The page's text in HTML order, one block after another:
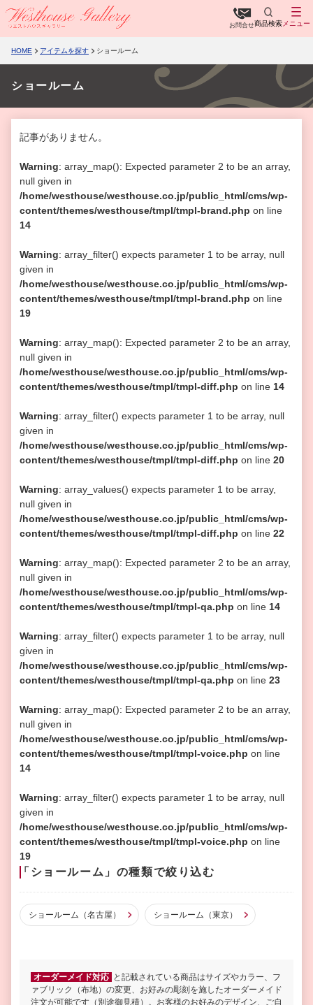
お問合せ商品検索 メニュー
HOME アイテムを探す ショールーム
ショールーム
記事がありません。
Warning: array_map(): Expected parameter 2 to be an array,
null given in
/home/westhouse/westhouse.co.jp/public_html/cms/wp-
content/themes/westhouse/tmpl/tmpl-brand.php on line
14
Warning: array_filter() expects parameter 1 to be array, null
given in
/home/westhouse/westhouse.co.jp/public_html/cms/wp-
content/themes/westhouse/tmpl/tmpl-brand.php on line
19
Warning: array_map(): Expected parameter 2 to be an array,
null given in
/home/westhouse/westhouse.co.jp/public_html/cms/wp-
content/themes/westhouse/tmpl/tmpl-diff.php on line 14
Warning: array_filter() expects parameter 1 to be array, null
given in
/home/westhouse/westhouse.co.jp/public_html/cms/wp-
content/themes/westhouse/tmpl/tmpl-diff.php on line 20
Warning: array_values() expects parameter 1 to be array,
null given in
/home/westhouse/westhouse.co.jp/public_html/cms/wp-
content/themes/westhouse/tmpl/tmpl-diff.php on line 22
Warning: array_map(): Expected parameter 2 to be an array,
null given in
/home/westhouse/westhouse.co.jp/public_html/cms/wp-
content/themes/westhouse/tmpl/tmpl-qa.php on line 14
Warning: array_filter() expects parameter 1 to be array, null
given in
/home/westhouse/westhouse.co.jp/public_html/cms/wp-
content/themes/westhouse/tmpl/tmpl-qa.php on line 23
Warning: array_map(): Expected parameter 2 to be an array,
null given in
/home/westhouse/westhouse.co.jp/public_html/cms/wp-
content/themes/westhouse/tmpl/tmpl-voice.php on line
14
Warning: array_filter() expects parameter 1 to be array, null
given in
/home/westhouse/westhouse.co.jp/public_html/cms/wp-
content/themes/westhouse/tmpl/tmpl-voice.php on line
19
「ショールーム」の種類で絞り込む
ショールーム（名古屋） ショールーム（東京）
オーダーメイド対応 と記載されている商品はサイズやカラー、フ
ァブリック（布地）の変更、お好みの彫刻を施したオーダーメイド
注文が可能です（別途御見積）。お客様のお好みのデザイン、ご自